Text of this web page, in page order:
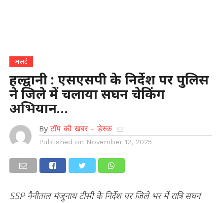
अलर्ट
हल्द्वानी : एसएसपी के निर्देश पर पुलिस
ने जिले में चलाया सघन चेकिंग
अभियान…
By टॉप की खबर - डेस्क
Published on November 12, 2025
SSP नैनीताल मंजुनाथ टीसी के निर्देश पर जिले भर में रात्रि सघन